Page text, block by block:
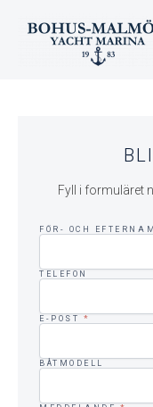
Fyll i formuläret
FÖR- OCH
TELEFON
E-POST *
BÅTMODELL